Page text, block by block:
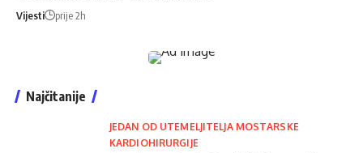
Vijesti prije 2h
Najčitanije
JEDAN OD UTEMELJITELJA MOSTARSKE
KARDIOHIRURGIJE